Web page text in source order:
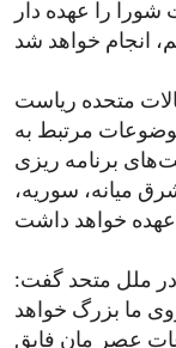
شورا را عهده دار
متحده ریاست
مرتبط به
برنامه ریزی
میانه، سوریه،
در ملل متحد گفت:
ما بزرگ خواهد
عصر مان فایق